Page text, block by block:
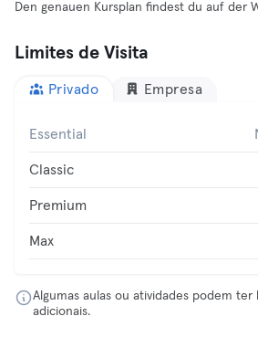
Den genauen Kursplan findest du auf der
Limites de Visita
Privado Empresa
Essential
Classic
Premium
Max
Algumas aulas ou atividades podem
adicionais.